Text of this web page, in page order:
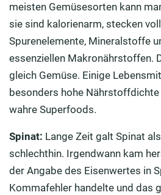
meisten Gemüsesorten kann
sie sind kalorienarm, stecken
Spurenelemente, Mineralstoffe
essenziellen Makronährstoffen.
gleich Gemüse. Einige
besonders hohe
wahre Superfoods.
Spinat: Lange Zeit galt Spinat
schlechthin. Irgendwann kam
der Angabe des Eisenwertes in
Kommafehler handelte und das